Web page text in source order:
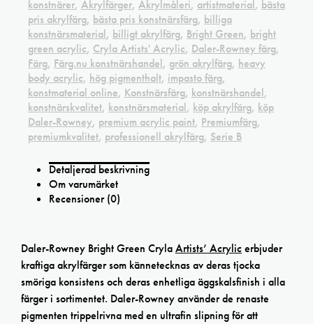
konstnärer, Akrylfärger, Akrylmåleri, artistmaterial, bästa
pris akrylfärg, bästa pris konstnärsfärg, billiga
konstnärsmaterial, billigt akrylfärg, Bright Green, bright
green acrylic, Cryla Artists' Acrylic, Daler-Rowney färg,
Färg, Färg.nu konstnärshandel, grön akrylfärg, heavy
body acrylic, hög pigmenthalt, impasto färg,
konstmaterial online, Konstnärsfärg, konstnärshandel,
konstnärskvalitet, konstnärsmaterial, köp akrylfärg, köp
Daler-Rowney, premium acrylic paint, Premiumfärg,
premiumkvalitet, professionell akrylfärg, Serie B
Detaljerad beskrivning
Om varumärket
Recensioner (0)
Daler-Rowney Bright Green CrylaArtists’ Acrylicerbjuder
kraftiga akrylfärger som kännetecknas av deras tjocka
smöriga konsistens och deras enhetliga äggskalsfinish i alla
färger i sortimentet. Daler-Rowney använder de renaste
pigmenten trippelrivna med en ultrafin slipning för att